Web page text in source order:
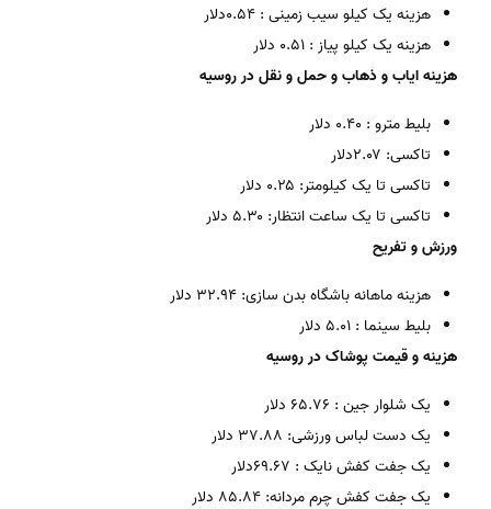
هزینه یک کیلو سیب زمینی : ۰.۵۴دلار
هزینه یک کیلو پیاز : ۰.۵۱ دلار
هزینه ایاب و ذهاب و حمل و نقل در روسیه
بلیط مترو : ۰.۴۰ دلار
تاکسی: ۲.۰۷دلار
تاکسی تا یک کیلومتر: ۰.۲۵ دلار
تاکسی تا یک ساعت انتظار: ۵.۳۰ دلار
ورزش و تفریح
هزینه ماهانه باشگاه بدن سازی: ۳۲.۹۴ دلار
بلیط سینما : ۵.۰۱ دلار
هزینه و قیمت پوشاک در روسیه
یک شلوار جین : ۶۵.۷۶ دلار
یک دست لباس ورزشی: ۳۷.۸۸ دلار
یک جفت کفش نایک : ۶۹.۶۷دلار
یک جفت کفش چرم مردانه: ۸۵.۸۴ دلار